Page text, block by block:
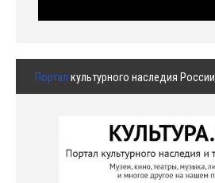
Портал культурного наследия России